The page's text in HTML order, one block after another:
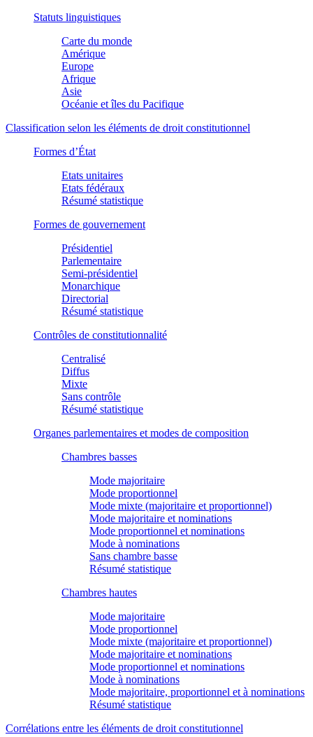
Statuts linguistiques
Carte du monde
Amérique
Europe
Afrique
Asie
Océanie et îles du Pacifique
Classification selon les éléments de droit constitutionnel
Formes d’État
Etats unitaires
Etats fédéraux
Résumé statistique
Formes de gouvernement
Présidentiel
Parlementaire
Semi-présidentiel
Monarchique
Directorial
Résumé statistique
Contrôles de constitutionnalité
Centralisé
Diffus
Mixte
Sans contrôle
Résumé statistique
Organes parlementaires et modes de composition
Chambres basses
Mode majoritaire
Mode proportionnel
Mode mixte (majoritaire et proportionnel)
Mode majoritaire et nominations
Mode proportionnel et nominations
Mode à nominations
Sans chambre basse
Résumé statistique
Chambres hautes
Mode majoritaire
Mode proportionnel
Mode mixte (majoritaire et proportionnel)
Mode majoritaire et nominations
Mode proportionnel et nominations
Mode à nominations
Mode majoritaire, proportionnel et à nominations
Résumé statistique
Corrélations entre les éléments de droit constitutionnel